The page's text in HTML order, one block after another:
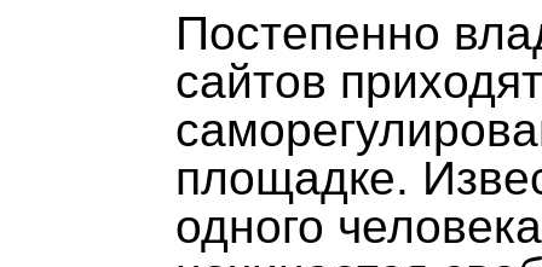
Постепенно
сайтов
площадке.
одного